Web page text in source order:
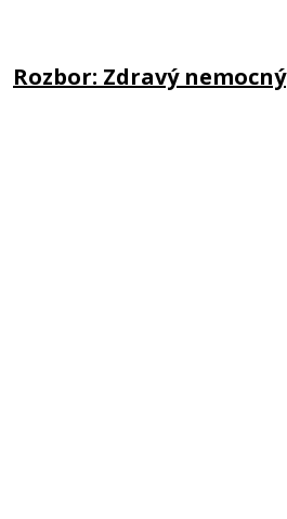
Rozbor: Zdravý nemocný